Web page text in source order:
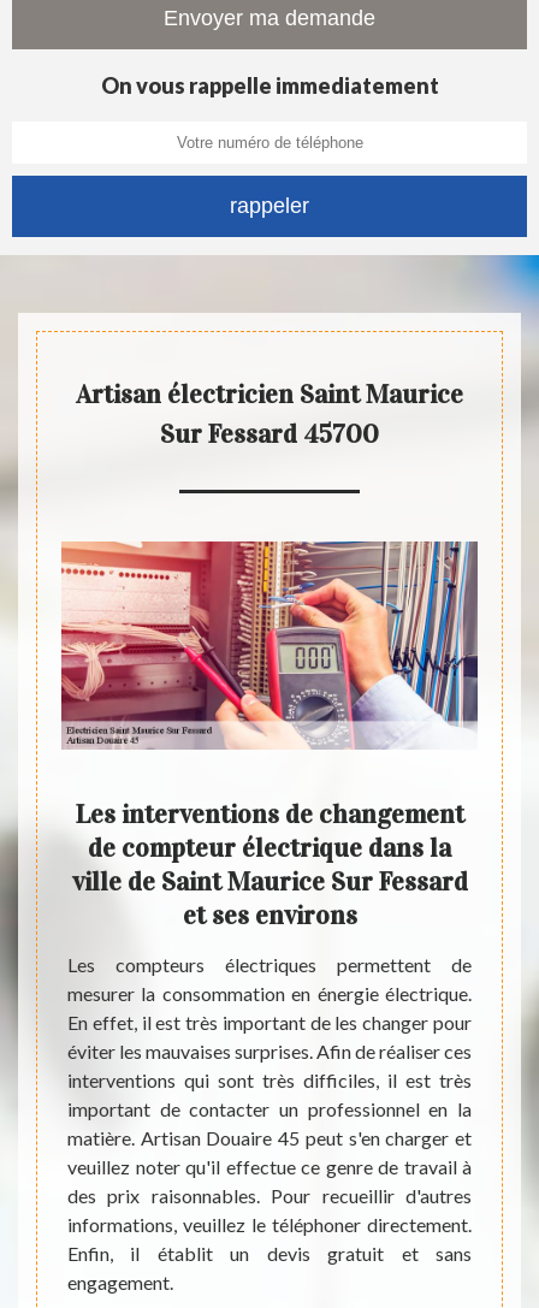
On vous rappelle immediatement
Artisan électricien Saint Maurice
Sur Fessard 45700
un
en
A
a la
vous
ses
Les interventions de changement
de compteur électrique dans la
ville de Saint Maurice Sur Fessard
et ses environs
Les compteurs électriques permettent de
mesurer la consommation en énergie électrique.
En effet, il est très important de les changer pour
éviter les mauvaises surprises. Afin de réaliser ces
interventions qui sont très difficiles, il est très
important de contacter un professionnel en la
matière. Artisan Douaire 45 peut s'en charger et
veuillez noter qu'il effectue ce genre de travail à
des prix raisonnables. Pour recueillir d'autres
informations, veuillez le téléphoner directement.
Enfin, il établit un devis gratuit et sans
engagement.
Les
ces